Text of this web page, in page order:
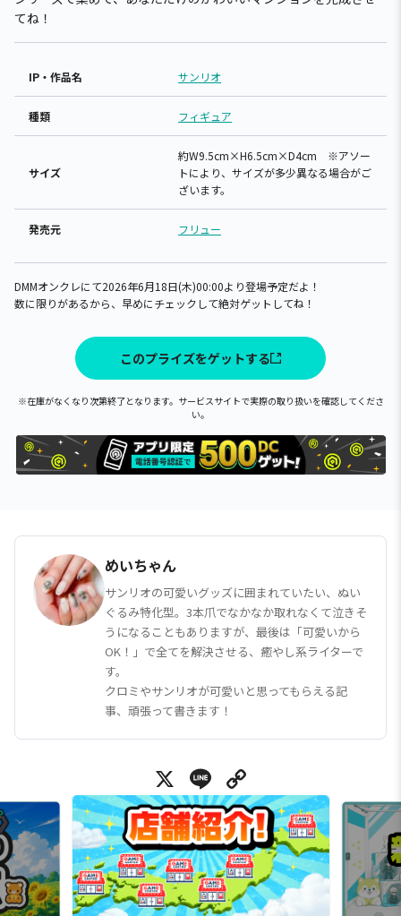
てね！
IP・作品名 サンリオ
種類 フィギュア
サイズ
約W9.5cm×H6.5cm×D4cm ※アソー
トにより、サイズが多少異なる場合がご
ざいます。
発売元 フリュー
DMMオンクレにて2026年6月18日(木)00:00より登場予定だよ！
数に限りがあるから、早めにチェックして絶対ゲットしてね！
このプライズをゲットする
※在庫がなくなり次第終了となります。サービスサイトで実際の取り扱いを確認してくださ
い。
めいちゃん
サンリオの可愛いグッズに囲まれていたい、ぬい
ぐるみ特化型。3本爪でなかなか取れなくて泣きそ
うになることもありますが、最後は「可愛いから
OK！」で全てを解決させる、癒やし系ライターで
す。
クロミやサンリオが可愛いと思ってもらえる記
事、頑張って書きます！
X Line